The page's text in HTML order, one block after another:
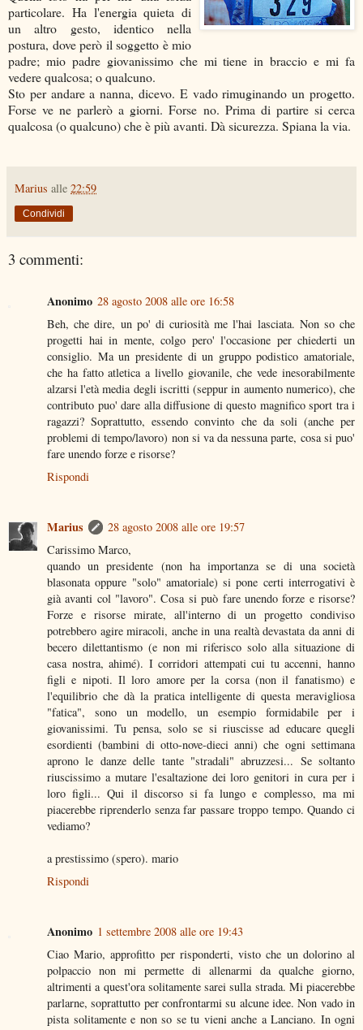
particolare. Ha l'energia quieta di
un altro gesto, identico nella
postura, dove però il soggetto è mio
padre; mio padre giovanissimo che mi tiene in braccio e mi fa
vedere qualcosa; o qualcuno.
Sto per andare a nanna, dicevo. E vado rimuginando un progetto.
Forse ve ne parlerò a giorni. Forse no. Prima di partire si cerca
qualcosa (o qualcuno) che è più avanti. Dà sicurezza. Spiana la via.
Marius alle 22:59
Condividi
3 commenti:
Anonimo 28 agosto 2008 alle ore 16:58
Beh, che dire, un po' di curiosità me l'hai lasciata. Non so che
progetti hai in mente, colgo pero' l'occasione per chiederti un
consiglio. Ma un presidente di un gruppo podistico amatoriale,
che ha fatto atletica a livello giovanile, che vede inesorabilmente
alzarsi l'età media degli iscritti (seppur in aumento numerico), che
contributo puo' dare alla diffusione di questo magnifico sport tra i
ragazzi? Soprattutto, essendo convinto che da soli (anche per
problemi di tempo/lavoro) non si va da nessuna parte, cosa si puo'
fare unendo forze e risorse?
Rispondi
Marius
28 agosto 2008 alle ore 19:57
Carissimo Marco,
quando un presidente (non ha importanza se di una società
blasonata oppure "solo" amatoriale) si pone certi interrogativi è
già avanti col "lavoro". Cosa si può fare unendo forze e risorse?
Forze e risorse mirate, all'interno di un progetto condiviso
potrebbero agire miracoli, anche in una realtà devastata da anni di
becero dilettantismo (e non mi riferisco solo alla situazione di
casa nostra, ahimé). I corridori attempati cui tu accenni, hanno
figli e nipoti. Il loro amore per la corsa (non il fanatismo) e
l'equilibrio che dà la pratica intelligente di questa meravigliosa
"fatica", sono un modello, un esempio formidabile per i
giovanissimi. Tu pensa, solo se si riuscisse ad educare quegli
esordienti (bambini di otto-nove-dieci anni) che ogni settimana
aprono le danze delle tante "stradali" abruzzesi... Se soltanto
riuscissimo a mutare l'esaltazione dei loro genitori in cura per i
loro figli... Qui il discorso si fa lungo e complesso, ma mi
piacerebbe riprenderlo senza far passare troppo tempo. Quando ci
vediamo?
a prestissimo (spero). mario
Rispondi
Anonimo 1 settembre 2008 alle ore 19:43
Ciao Mario, approfitto per risponderti, visto che un dolorino al
polpaccio non mi permette di allenarmi da qualche giorno,
altrimenti a quest'ora solitamente sarei sulla strada. Mi piacerebbe
parlarne, soprattutto per confrontarmi su alcune idee. Non vado in
pista solitamente e non so se tu vieni anche a Lanciano. In ogni